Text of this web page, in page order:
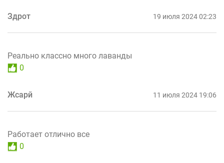
Здрот 19 июля 2024 02:23
Реально классно много лаванды
0
Жсарй 11 июля 2024 19:06
Работает отлично все
0